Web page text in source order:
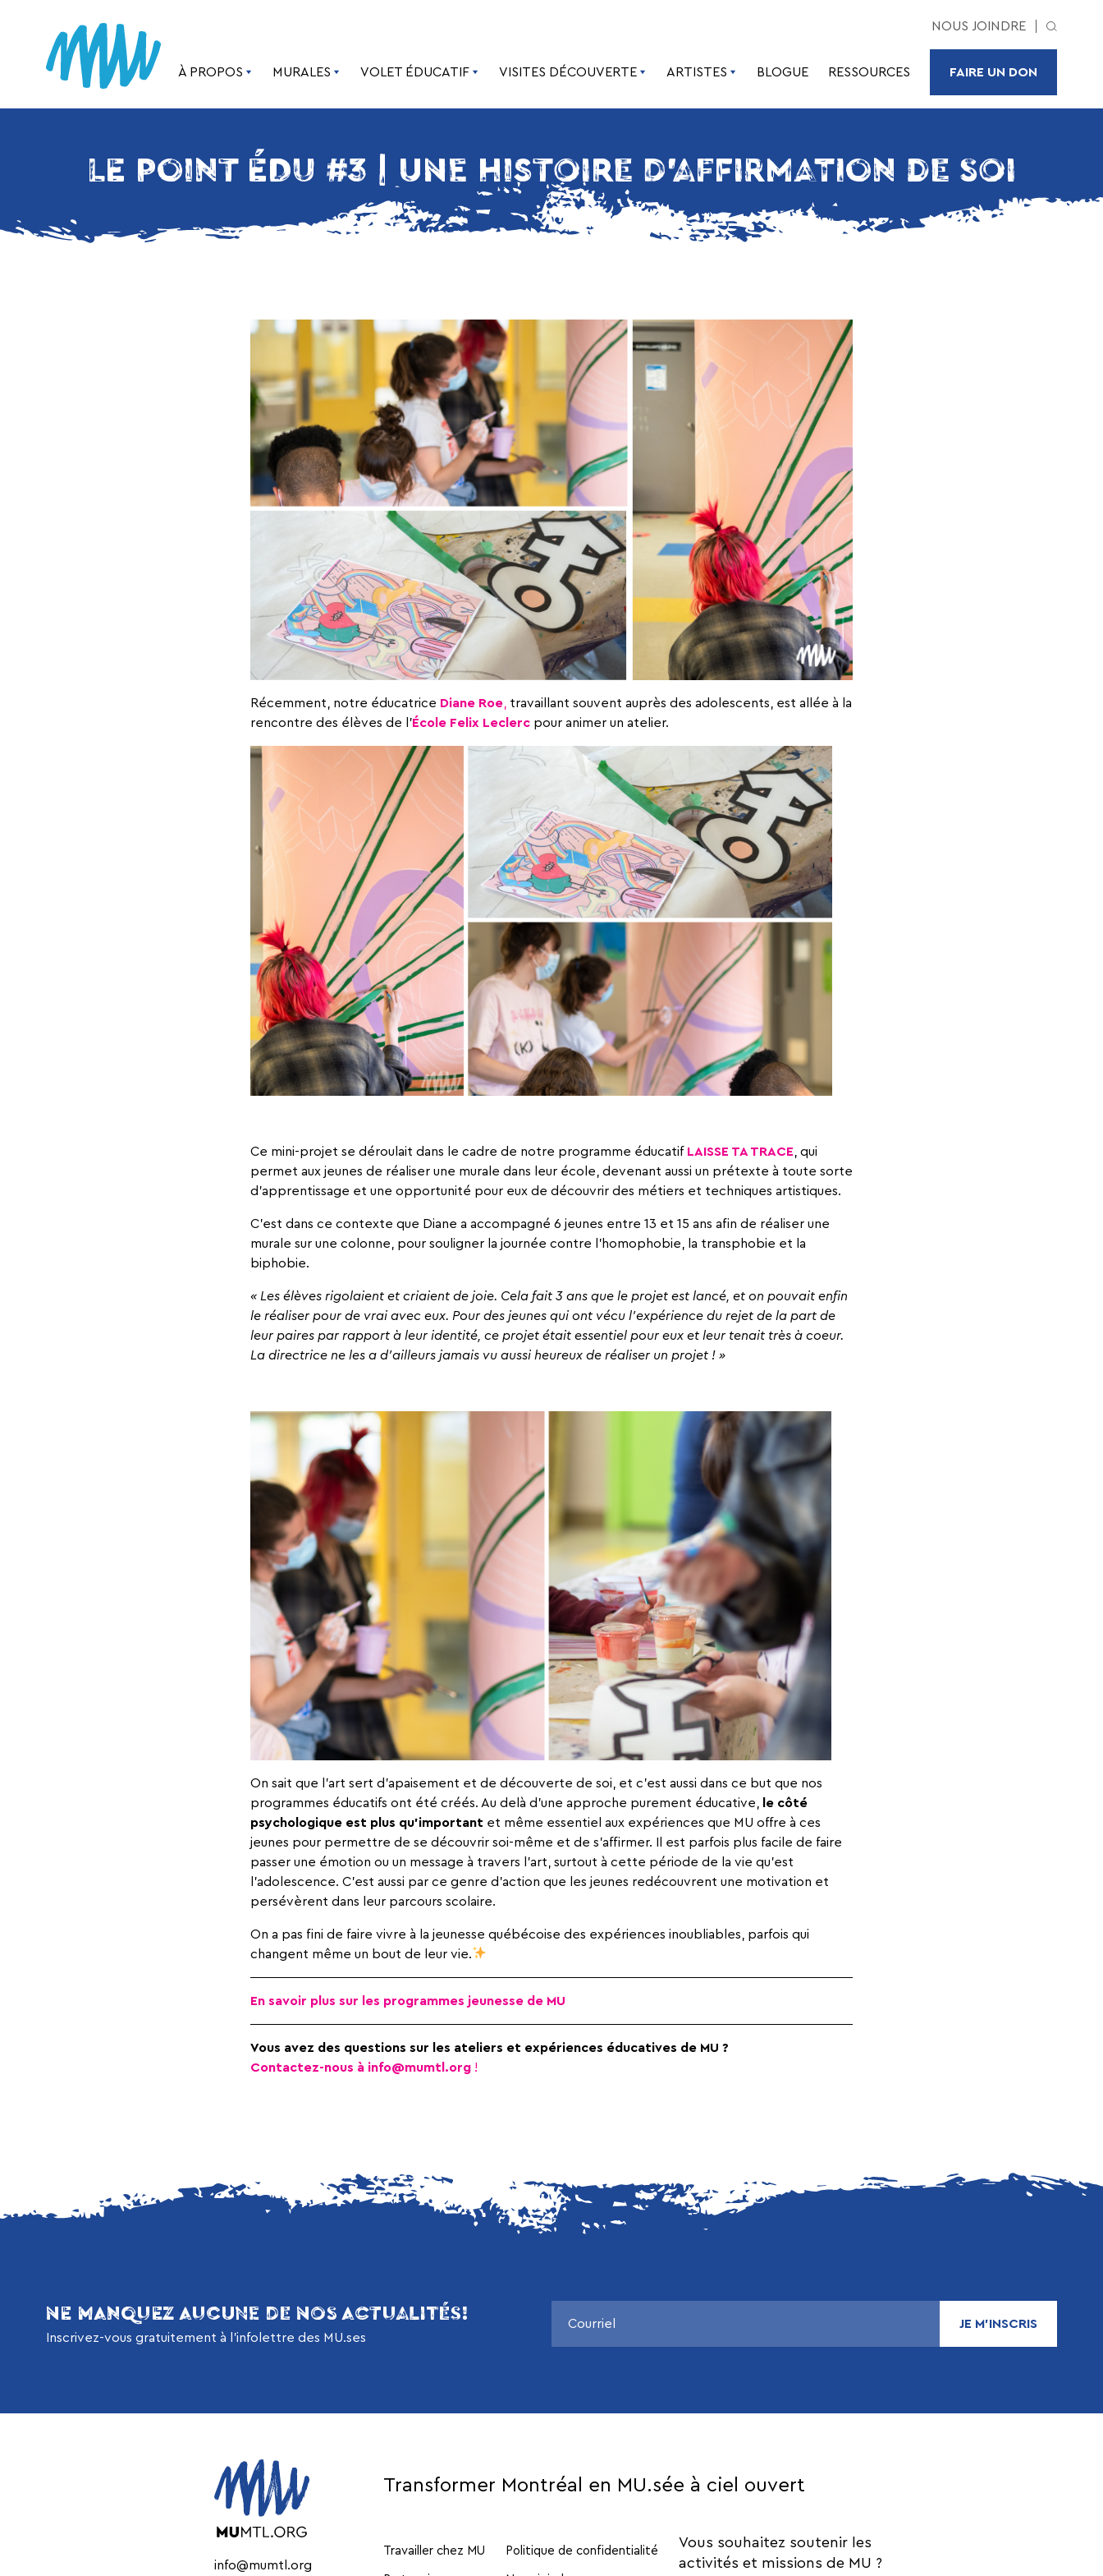
NOUS JOINDRE
À PROPOS MURALES VOLET ÉDUCATIF VISITES DÉCOUVERTE ARTISTES BLOGUE RESSOURCES FAIRE UN DON
LE POINT ÉDU #3 | UNE HISTOIRE D’AFFIRMATION DE SOI
Récemment, notre éducatrice Diane Roe, travaillant souvent auprès des adolescents, est allée à la
rencontre des élèves de l’École Felix Leclerc pour animer un atelier.
Ce mini-projet se déroulait dans le cadre de notre programme éducatif LAISSE TA TRACE , qui
permet aux jeunes de réaliser une murale dans leur école, devenant aussi un prétexte à toute sorte
d’apprentissage et une opportunité pour eux de découvrir des métiers et techniques artistiques.
C’est dans ce contexte que Diane a accompagné 6 jeunes entre 13 et 15 ans afin de réaliser une
murale sur une colonne, pour souligner la journée contre l’homophobie, la transphobie et la
biphobie.
« Les élèves rigolaient et criaient de joie. Cela fait 3 ans que le projet est lancé, et on pouvait enfin
le réaliser pour de vrai avec eux. Pour des jeunes qui ont vécu l’expérience du rejet de la part de
leur paires par rapport à leur identité, ce projet était essentiel pour eux et leur tenait très à coeur.
La directrice ne les a d’ailleurs jamais vu aussi heureux de réaliser un projet ! »
On sait que l’art sert d’apaisement et de découverte de soi, et c’est aussi dans ce but que nos
programmes éducatifs ont été créés. Au delà d’une approche purement éducative,
le côté
psychologique est plus qu’important et même essentiel aux expériences que MU offre à ces
jeunes pour permettre de se découvrir soi-même et de s’affirmer. Il est parfois plus facile de faire
passer une émotion ou un message à travers l’art, surtout à cette période de la vie qu’est
l’adolescence. C’est aussi par ce genre d’action que les jeunes redécouvrent une motivation et
persévèrent dans leur parcours scolaire.
On a pas fini de faire vivre à la jeunesse québécoise des expériences inoubliables, parfois qui
changent même un bout de leur vie.
En savoir plus sur les programmes jeunesse de MU
Vous avez des questions sur les ateliers et expériences éducatives de MU ?
Contactez-nous à info@mumtl.org !
NE MANQUEZ AUCUNE DE NOS ACTUALITÉS!
Inscrivez-vous gratuitement à l’infolettre des MU.ses
JE M’INSCRIS
info@mumtl.org
Transformer Montréal en MU.sée à ciel ouvert
Travailler chez MU Politique de confidentialité
Vous souhaitez soutenir les
activités et missions de MU ?